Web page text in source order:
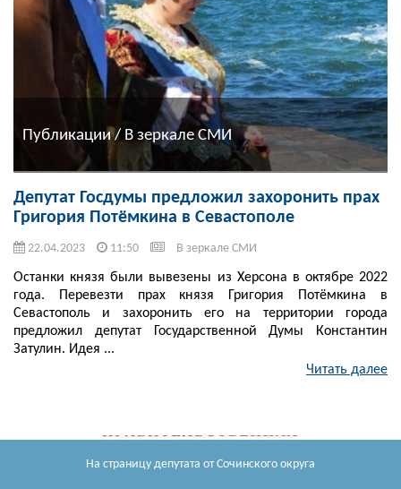
На страницу депутата от Сочинского округа
Публикации / В зеркале СМИ
Депутат Госдумы предложил захоронить прах
Григория Потёмкина в Севастополе
22.04.2023 11:50 В зеркале СМИ
Останки князя были вывезены из Херсона в октябре 2022
года. Перевезти прах князя Григория Потёмкина в
Севастополь и захоронить его на территории города
предложил депутат Государственной Думы Константин
Затулин. Идея ...
Читать далее